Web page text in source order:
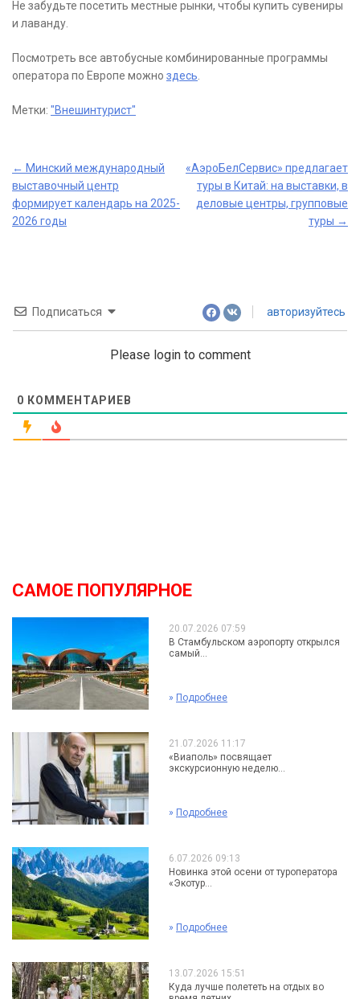
Не забудьте посетить местные рынки, чтобы купить сувениры
и лаванду.
Посмотреть все автобусные комбинированные программы
оператора по Европе можно здесь
Метки: "Внешинтурист"
Post
navigation
← Минский международный
выставочный центр
формирует календарь на 2025-
2026 годы
«АэроБелСервис» предлагает
туры в Китай: на выставки, в
деловые центры, групповые
туры →
Подписаться авторизуйтесь
Please login to comment
0 КОММЕНТАРИЕВ
САМОЕ ПОПУЛЯРНОЕ
20.07.2026 07:59
В Стамбульском аэропорту открылся
самый...
» Подробнее
21.07.2026 11:17
«Виаполь» посвящает
экскурсионную неделю...
» Подробнее
6.07.2026 09:13
Новинка этой осени от туроператора
«Экотур...
» Подробнее
13.07.2026 15:51
Куда лучше полететь на отдых во